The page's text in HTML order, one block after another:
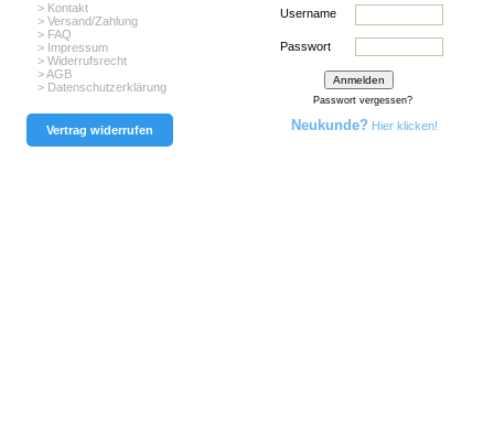
> Kontakt
> Versand/Zahlung
> FAQ
> Impressum
> Widerrufsrecht
> AGB
> Datenschutzerklärung
Vertrag widerrufen
Username
Passwort
Passwort vergessen?
Neukunde? Hier klicken!